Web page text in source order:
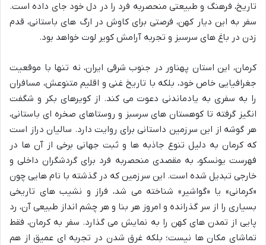
تاریخ، فرهنگ و طبیعتی منحصربه فرد را در دل خود جای داده است.
سفر به این دیار کهن، فرصتی برای کاوش در ارگ های باستانی، قدم
زدن در باغ های سرسبز و تجربه آرامش کویر لوت خواهد بود.
کرمان، این استان پهناور در جنوب شرقی ایران، نه تنها با موقعیت
جغرافیایی خاص خود، بلکه با تاریخ غنی و اقلیم متنوعش، مسافران
را به سفری به یادماندنی دعوت می کند. از کویرهای بکر و شگفت
انگیز گرفته تا کوهستان های سرسبز و روستاهای صخره ای باستانی،
هر گوشه از این سرزمین داستانی برای روایت دارد. سالیان دراز است
که کرمان به دلیل تنوع جاذبه ها و ثبت جهانی برخی از آن ها در
فهرست یونسکو، به مقصدی منحصربه فرد برای گردشگران داخلی و
خارجی تبدیل شده است. این سرزمین که در گذشته با نام هایی چون
«کرمانی» یا «گواشیر» شناخته می شد، فراز و نشیب های تاریخی
بسیاری را از سر گذرانده و امروز هر بنا و هر چشم انداز طبیعی آن، رد
پایی از تمدن های کهن را به نمایش می گذارد. سفر به کرمان، فقط
تماشای مکان ها نیست؛ بلکه غرق شدن در تجربه ای عمیق از هم